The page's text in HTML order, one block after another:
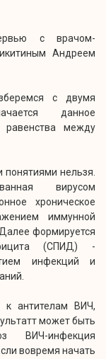
с врачом-
Андреем
с двумя
данное
между
нельзя.
вирусом
хроническое
иммунной
формируется
(СПИД) -
инфекций и
антителам ВИЧ,
может быть
ВИЧ-инфекция
вовремя начать